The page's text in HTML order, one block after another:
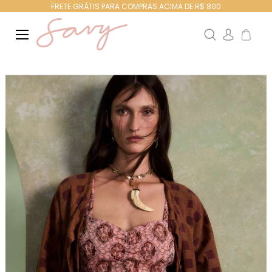
FRETE GRÁTIS PARA COMPRAS ACIMA DE R$ 800
Search
Meu
Pular
final
da
Galeria
de
imagens